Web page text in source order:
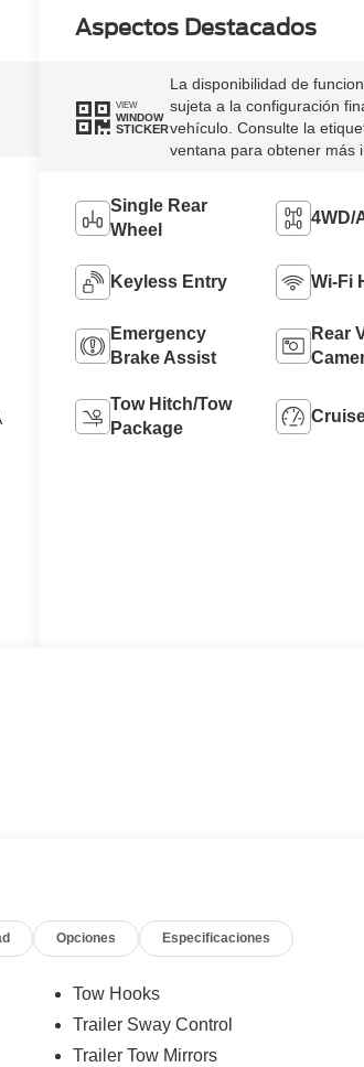
Aspectos Destacados
VIEW
WINDOW
STICKER
La disponibilidad de
sujeta a la configuración
vehículo. Consulte la
ventana para obtener más
Single Rear
Wheel
4WD/
Keyless Entry Wi-Fi
Emergency
Brake Assist
Rear
Tow Hitch/Tow
Package
Opciones Especificaciones
Tow Hooks
Trailer Sway Control
Trailer Tow Mirrors